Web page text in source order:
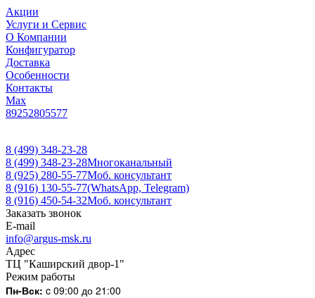
Акции
Услуги и Сервис
О Компании
Конфигуратор
Доставка
Особенности
Контакты
Max
89252805577
8 (499) 348-23-28
8 (499) 348-23-28Многоканальный
8 (925) 280-55-77Моб. консультант
8 (916) 130-55-77(WhatsApp, Telegram)
8 (916) 450-54-32Моб. консультант
Заказать звонок
E-mail
info@argus-msk.ru
Адрес
ТЦ "Каширский двор-1"
Режим работы
Пн-Вск: c 09:00 до 21:00